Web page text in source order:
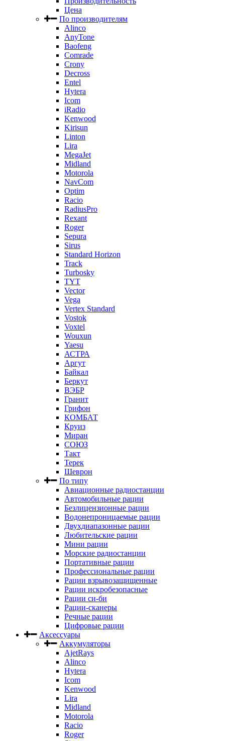
Цена
По производителям
Alinco
AnyTone
Baofeng
Comrade
Crony
Decross
Entel
Hytera
Icom
iRadio
Kenwood
Kirisun
Linton
Lira
MegaJet
Midland
Motorola
NavCom
Optim
Racio
RadiusPro
Rexant
Roger
Sepura
Sirus
Standard Horizon
Track
Turbosky
TYT
Vector
Vega
Vertex Standard
Vostok
Voxtel
Wouxun
Yaesu
АСТРА
Аргут
Байкал
Беркут
ВЭБР
Гранит
Грифон
КОМБАТ
Круиз
Миран
СОЮЗ
Такт
Терек
Шеврон
По типу
Авиационные радиостанции
Автомобильные рации
Безлицензионные рации
Водонепроницаемые рации
Двухдиапазонные рации
Любительские рации
Мини рации
Морские радиостанции
Портативные рации
Профессиональные рации
Рации взрывозащищенные
Рации искробезопасные
Рации си-би
Рации-сканеры
Речные рации
Цифровые рации
Аксессуары
Аккумуляторы
AjetRays
Alinco
Hytera
Icom
Kenwood
Lira
Midland
Motorola
Racio
Roger